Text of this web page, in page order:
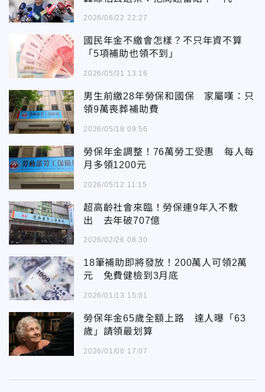
2026/06/22 22:27
國民年金不繳會怎樣？不只年資不算
「5項補助也領不到」
2026/05/31 13:16
男生前繳28年勞保和國保 家屬嘆：只
領9萬喪葬補助費
2026/05/18 09:56
勞保年金調整！76萬勞工受惠 每人每
月多領1200元
2026/05/12 11:15
超高齡社會來臨！勞保連9年入不敷
出 去年破707億
2026/02/26 08:30
18筆補助即將發放！200萬人可領2萬
元 免費健檢到3月底
2026/01/13 15:01
勞保年金65歲全額上路 達人曝「63
歲」請領最划算
2026/01/06 17:07